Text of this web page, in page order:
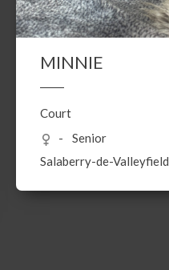
MINNIE
Court
Senior
Salaberry-de-Valleyfield